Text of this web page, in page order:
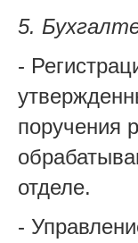
5.
-
поручения
отделе.
-